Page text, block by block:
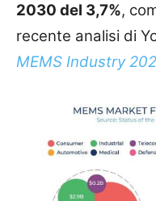
2030 del 3,7%,
recente analisi di
MEMS Industry